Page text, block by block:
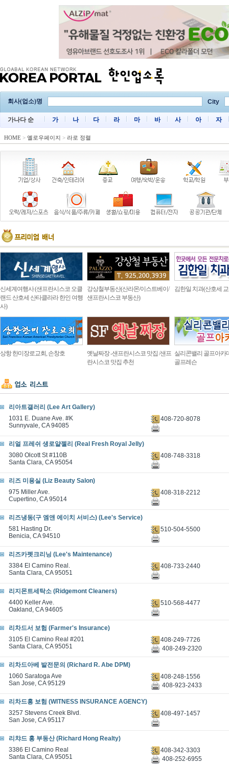
회사(업소)명 City
가나다 순 가 나 다 라 마 바 사 아 자
HOME > 옐로우페이지 > 라로 정렬
신세계여행사 (샌프란시스코 오클
랜드 산호세 산타클라라 한인 여행
사)
강상철부동산(산라몬/이스트베이/
샌프란시스코 부동산)
김한일 치과(산호세
상항 한미장로교회, 손창호
옛날짜장 -샌프란시스코 맛집 /샌프
란시스코 맛집 추천
실리콘밸리 골프아카
골프레슨
리아트갤러리 (Lee Art Gallery)
1031 E. Duane Ave. #K
Sunnyvale, CA 94085
408-720-8078
리얼 프레쉬 생로얄젤리 (Real Fresh Royal Jelly)
3080 Olcott St #110B
Santa Clara, CA 95054
408-748-3318
리즈 미용실 (Liz Beauty Salon)
975 Miller Ave.
Cupertino, CA 95014
408-318-2212
리즈냉동(구 엠앤 에이치 서비스) (Lee's Service)
581 Hasting Dr.
Benicia, CA 94510
510-504-5500
리즈카펫크리닝 (Lee's Maintenance)
3384 El Camino Real.
Santa Clara, CA 95051
408-733-2440
리지몬트세탁소 (Ridgemont Cleaners)
4400 Keller Ave.
Oakland, CA 94605
510-568-4477
리차드서 보험 (Farmer's Insurance)
3105 El Camino Real #201
Santa Clara, CA 95051
408-249-7726
408-249-2320
리차드아베 발전문의 (Richard R. Abe DPM)
1060 Saratoga Ave
San Jose, CA 95129
408-248-1556
408-923-2433
리차드홍 보험 (WITNESS INSURANCE AGENCY)
3257 Stevens Creek Blvd.
San Jose, CA 95117
408-497-1457
리챠드 홍 부동산 (Richard Hong Realty)
3386 El Camino Real
Santa Clara, CA 95051
408-342-3303
408-252-6955